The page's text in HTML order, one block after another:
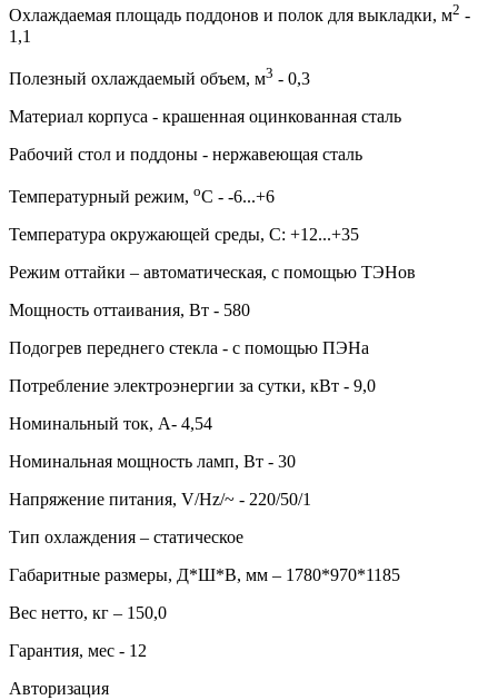
Охлаждаемая площадь поддонов и полок для выкладки, м2 -
1,1
Полезный охлаждаемый объем, м3 - 0,3
Материал корпуса - крашенная оцинкованная сталь
Рабочий стол и поддоны - нержавеющая сталь
Температурный режим, оС - -6...+6
Температура окружающей среды, С: +12...+35
Режим оттайки – автоматическая, с помощью ТЭНов
Мощность оттаивания, Вт - 580
Подогрев переднего стекла - с помощью ПЭНа
Потребление электроэнергии за сутки, кВт - 9,0
Номинальный ток, А- 4,54
Номинальная мощность ламп, Вт - 30
Напряжение питания, V/Hz/~ - 220/50/1
Тип охлаждения – статическое
Габаритные размеры, Д*Ш*В, мм – 1780*970*1185
Вес нетто, кг – 150,0
Гарантия, мес - 12
Авторизация